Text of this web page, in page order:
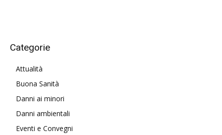
Categorie
Attualità
Buona Sanità
Danni ai minori
Danni ambientali
Eventi e Convegni